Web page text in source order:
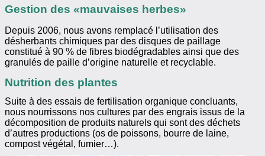
Gestion des «mauvaises herbes»
Depuis 2006, nous avons remplacé l’utilisation des
désherbants chimiques par des disques de paillage
constitué à 90 % de fibres biodégradables ainsi que des
granulés de paille d’origine naturelle et recyclable.
Nutrition des plantes
Suite à des essais de fertilisation organique concluants,
nous nourrissons nos cultures par des engrais issus de la
décomposition de produits naturels qui sont des déchets
d’autres productions (os de poissons, bourre de laine,
compost végétal, fumier…).